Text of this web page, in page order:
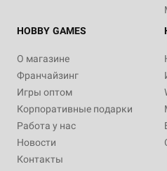
HOBBY GAMES
О магазине
Франчайзинг
Игры оптом
Корпоративные подарки
Работа у нас
Новости
Контакты